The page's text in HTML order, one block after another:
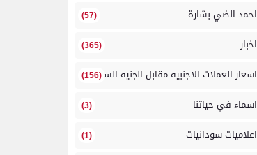
احمد الضي بشارة (57)
اخبار (365)
اسعار العملات الاجنبيه مقابل الجنيه السوداني
(156)
اسماء في حياتنا (3)
اعلاميات سودانيات (1)